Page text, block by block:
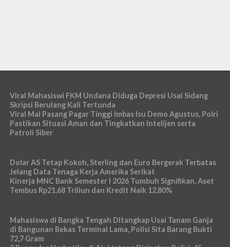
Viral Mahasiswi FKM Undana Diduga Depresi Usai Sidang
Skripsi Berulang Kali Tertunda
Viral Mal Pasang Pagar Tinggi Imbas Isu Demo Agustus, Polri
Pastikan Situasi Aman dan Tingkatkan Intelijen serta
Patroli Siber
Dolar AS Tetap Kokoh, Sterling dan Euro Bergerak Terbatas
Jelang Data Tenaga Kerja Amerika Serikat
Kinerja MNC Bank Semester I 2026 Tumbuh Signifikan, Aset
Tembus Rp21,68 Triliun dan Kredit Naik 12,80%
Mahasiswa di Bangka Tengah Ditangkap Usai Tanam Ganja
di Bangunan Bekas Terminal Lama, Polisi Sita Barang Bukti
72,7 Gram